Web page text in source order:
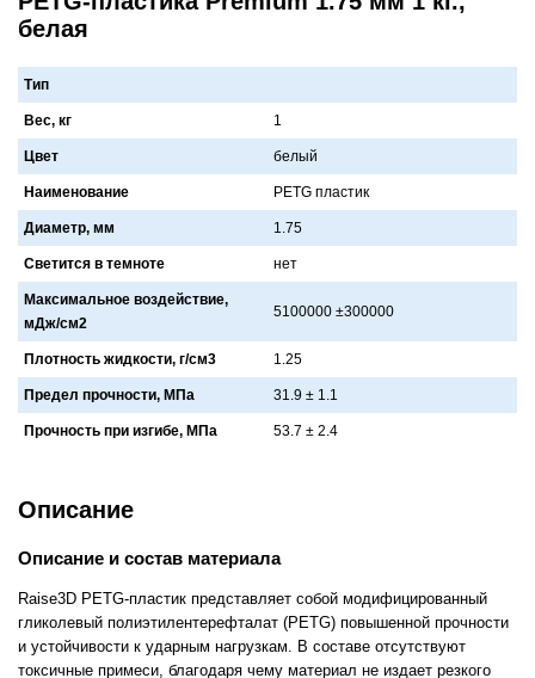
белая
Тип
Вес, кг 1
Цвет белый
Наименование PETG плaстик
Диаметр, мм 1.75
Светится в темноте нет
Максимальное воздействие,
мДж/см2
5100000 ±300000
Плотность жидкости, г/см3 1.25
Предел прочности, МПа 31.9 ± 1.1
Прочность при изгибе, МПа 53.7 ± 2.4
Описание
Описание и состав материала
Raise3D PETG-пластик представляет собой модифицированный
гликолевый полиэтилентерефталат (PETG) повышенной прочности
и устойчивости к ударным нагрузкам. В составе отсутствуют
токсичные примеси, благодаря чему материал не издает резкого